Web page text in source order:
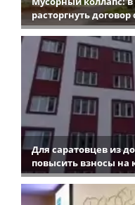
расторгнуть
Для саратовцев из
повысить взносы на